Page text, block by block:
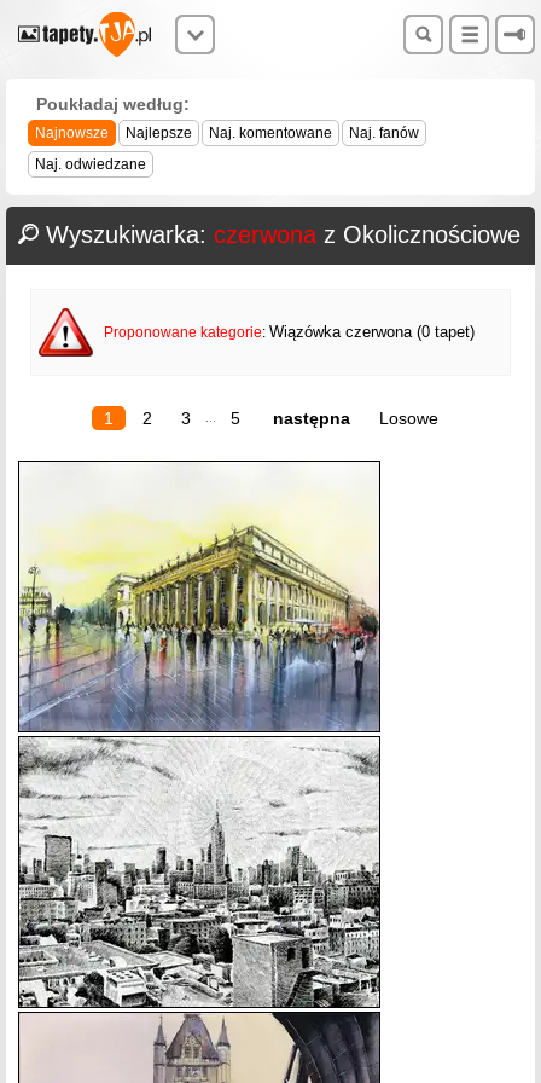
Poukładaj według:
Najnowsze Najlepsze Naj. komentowane
Naj. fanów
Naj. odwiedzane
Wyszukiwarka: czerwona z Okolicznościowe
Proponowane kategorie: Wiązówka czerwona (0 tapet)
1 2 3 5 następna Losowe